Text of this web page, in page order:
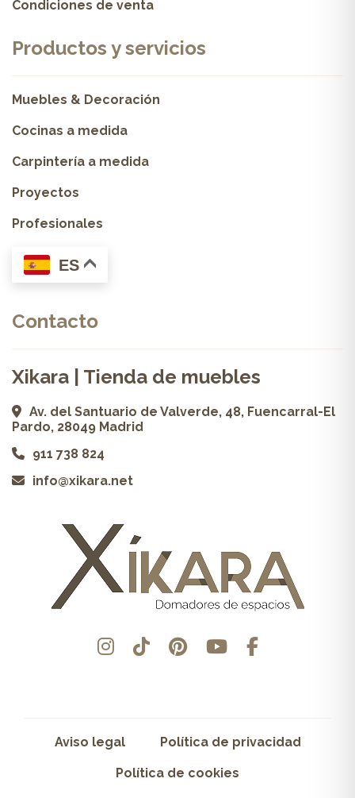
Condiciones de venta
Productos y servicios
Muebles & Decoración
Cocinas a medida
Carpintería a medida
Proyectos
Profesionales
ES
Contacto
Xikara | Tienda de muebles
Av. del Santuario de Valverde, 48, Fuencarral-El
Pardo, 28049 Madrid
911 738 824
info@xikara.net
Aviso legal Política de privacidad
Política de cookies